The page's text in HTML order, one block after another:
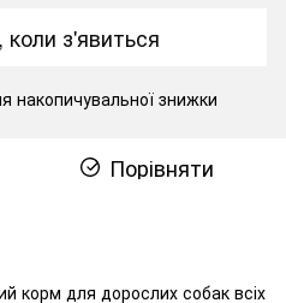
з'явиться
накопичувальної знижки
Порівняти
корм для дорослих собак всіх